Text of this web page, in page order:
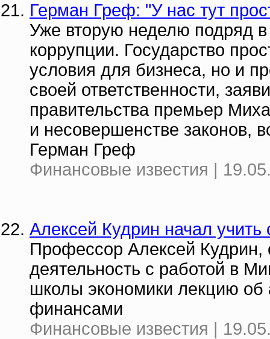
Герман Греф: "У нас тут
Уже вторую неделю подряд в
коррупции. Государство
условия для бизнеса, но и
своей ответственности,
правительства премьер
и несовершенстве законов,
Герман Греф
Финансовые известия |
Алексей Кудрин начал учить
Профессор Алексей
деятельность с работой в
школы экономики лекцию об
финансами
Финансовые известия |